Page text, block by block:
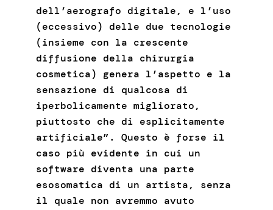
dell’aerografo digitale, e l’uso
(eccessivo) delle due tecnologie
(insieme con la crescente
diffusione della chirurgia
cosmetica) genera l’aspetto e la
sensazione di qualcosa di
iperbolicamente migliorato,
piuttosto che di esplicitamente
artificiale”. Questo è forse il
caso più evidente in cui un
software diventa una parte
esosomatica di un artista, senza
il quale non avremmo avuto